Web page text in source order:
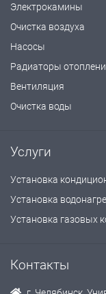
Электрокамины
Очистка воздуха
Насосы
Радиаторы
Вентиляция
Очистка воды
Услуги
Установка
Установка
Установка газовых
Контакты